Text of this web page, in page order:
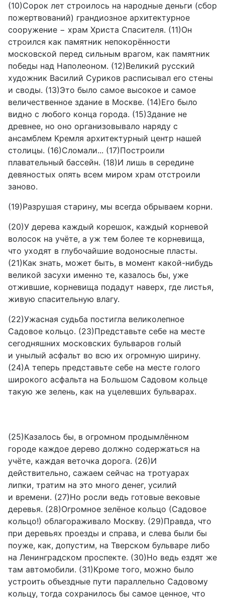
(10)Сорок лет строилось на народные деньги (сбор
пожертвований) грандиозное архитектурное
сооружение − храм Христа Спасителя. (11)Он
строился как памятник непокорённости
московской перед сильным врагом, как памятник
победы над Наполеоном. (12)Великий русский
художник Василий Суриков расписывал его стены
и своды. (13)Это было самое высокое и самое
величественное здание в Москве. (14)Его было
видно с любого конца города. (15)Здание не
древнее, но оно организовывало наряду с
ансамблем Кремля архитектурный центр нашей
столицы. (16)Сломали... (17)Построили
плавательный бассейн. (18)И лишь в середине
девяностых опять всем миром храм отстроили
заново.
(19)Разрушая старину, мы всегда обрываем корни.
(20)У дерева каждый корешок, каждый корневой
волосок на учёте, а уж тем более те корневища,
что уходят в глубочайшие водоносные пласты.
(21)Как знать, может быть, в момент какой-нибудь
великой засухи именно те, казалось бы, уже
отжившие, корневища подадут наверх, где листья,
живую спасительную влагу.
(22)Ужасная судьба постигла великолепное
Садовое кольцо. (23)Представьте себе на месте
сегодняшних московских бульваров голый
и унылый асфальт во всю их огромную ширину.
(24)А теперь представьте себе на месте голого
широкого асфальта на Большом Садовом кольце
такую же зелень, как на уцелевших бульварах.
(25)Казалось бы, в огромном продымлённом
городе каждое дерево должно содержаться на
учёте, каждая веточка дорога. (26)И
действительно, сажаем сейчас на тротуарах
липки, тратим на это много денег, усилий
и времени. (27)Но росли ведь готовые вековые
деревья. (28)Огромное зелёное кольцо (Садовое
кольцо!) облагораживало Москву. (29)Правда, что
при деревьях проезды и справа, и слева были бы
поуже, как, допустим, на Тверском бульваре либо
на Ленинградском проспекте. (30)Но ведь ездят же
там автомобили. (31)Кроме того, можно было
устроить объездные пути параллельно Садовому
кольцу, тогда сохранилось бы самое ценное, что